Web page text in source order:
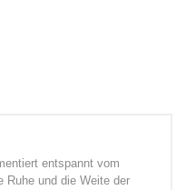
entspannt vom
Ruhe und die Weite der